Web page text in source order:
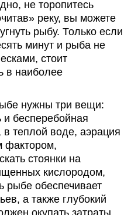
не торопитесь
реку, вы можете
рыбу. Только если
минут и рыба не
стоит
в наиболее
нужны три вещи:
и бесперебойная
теплой воде, аэрация
фактором,
стоянки на
кислородом,
рыбе обеспечивает
а также глубокий